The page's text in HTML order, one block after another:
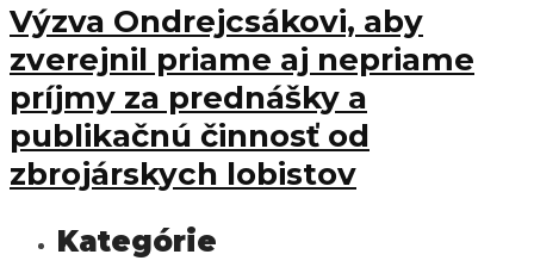
Výzva Ondrejcsákovi, aby
zverejnil priame aj nepriame
príjmy za prednášky a
publikačnú činnosť od
zbrojárskych lobistov